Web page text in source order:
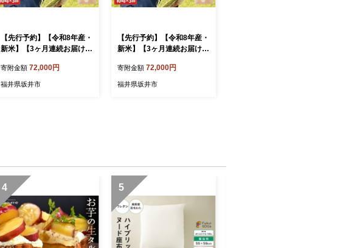
【先行予約】【令和8年産・
新米】【3ヶ月連続お届け】
ヒカリ 10kg × 3回 計30kg
【2026年10月上旬以降順次
寄附金額 72,000円
福井県坂井市
【先行予約】【令和8年産・
新米】【3ヶ月連続お届け】
ヒカリ 10kg × 3回 計30kg
【2026年10月上旬以降順次
寄附金額 72,000円
福井県坂井市
4 5